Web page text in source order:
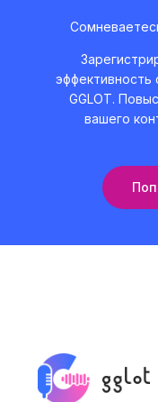
эффективность
GGLOT.
вашего